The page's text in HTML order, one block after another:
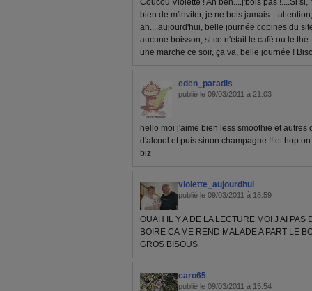
bien de m'inviter, je ne bois
ah....aujourd'hui, belle journée copines du
aucune boisson, si ce n'était le café ou le
une marche ce soir, ça va, belle journée !
eden_paradis
publié le 09/03/2011 à 21:03
hello moi j'aime bien less smoothie et autres
d'alcool et puis sinon champagne !! et hop
biz
violette_aujourdhui
publié le 09/03/2011 à 18:59
OUAH IL Y A DE LA LECTURE MOI J AI PAS
BOIRE CA ME REND MALADE A PART LE
GROS BISOUS
caro65
publié le 09/03/2011 à 15:54